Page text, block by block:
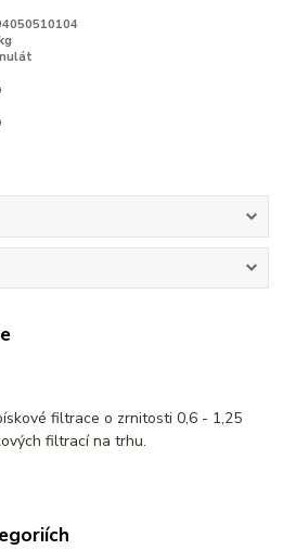
filtrace o zrnitosti 0,6 - 1,25
filtrací na trhu.